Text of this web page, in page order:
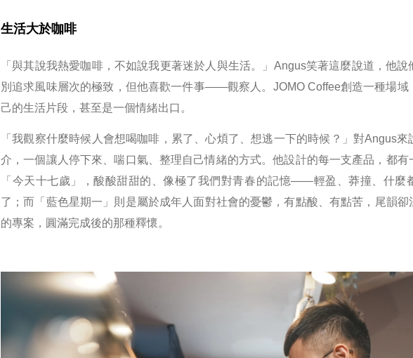
生活大於咖啡
「與其說我熱愛咖啡，不如說我更著迷於人與生活。」Angus笑著這麼說道，他
別追求風味層次的極致，但他喜歡一件事——觀察人。JOMO Coffee創造一種場域
己的生活片段，甚至是一個情緒出口。
「我觀察什麼時候人會想喝咖啡，累了、心煩了、想逃一下的時候？」對Angus
介，一個讓人停下來、喘口氣、整理自己情緒的方式。他設計的每一支產品，都有
「今天十七歲」，酸酸甜甜的、像極了我們對青春的記憶——輕盈、莽撞、什麼
了；而「藍色星期一」則是屬於成年人面對社會的憂鬱，有點酸、有點苦，尾韻
的專案，圓滿完成後的那種釋懷。